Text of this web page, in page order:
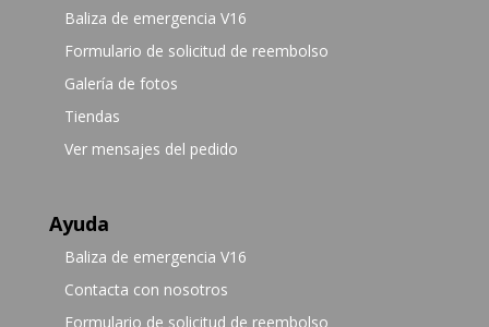
Baliza de emergencia V16
Formulario de solicitud de reembolso
Galería de fotos
Tiendas
Ver mensajes del pedido
Ayuda
Baliza de emergencia V16
Contacta con nosotros
Formulario de solicitud de reembolso